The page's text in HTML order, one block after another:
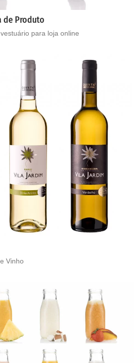
de Produto
para loja online
Vinho